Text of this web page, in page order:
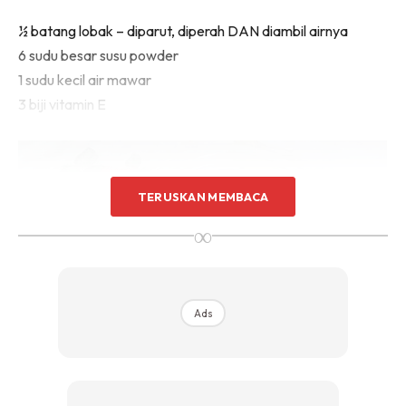
½ batang lobak – diparut, diperah DAN diambil airnya
6 sudu besar susu powder
1 sudu kecil air mawar
3 biji vitamin E
TERUSKAN MEMBACA
∞
Ads